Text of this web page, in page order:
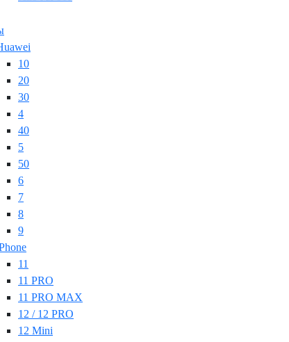
10
20
30
4
40
5
50
6
7
8
9
11
11 PRO
11 PRO MAX
12 / 12 PRO
12 Mini